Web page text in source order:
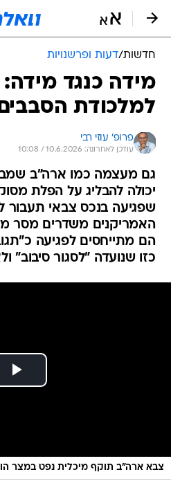
חדשות/דעות ופרשנויות
מידה כנגד
למלכודת
פרופ' עוזי רבי
עודכן לאחרונה: 10.6.2026 / 10:08
גם מעצמה כמו ארה"ב
יכולה להבליג על הפלת
שפגיעה בנכס צבאי תעבור
האמריקנים משדרים מסר
הם מתייחסים לפגיעה
כזו שנועדה "לסגור סיבוב"
צבא ארה"ב תוקף מיכלית נפט במצר